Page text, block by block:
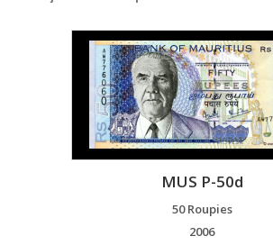
MUS P-50d
50 Roupies
2006